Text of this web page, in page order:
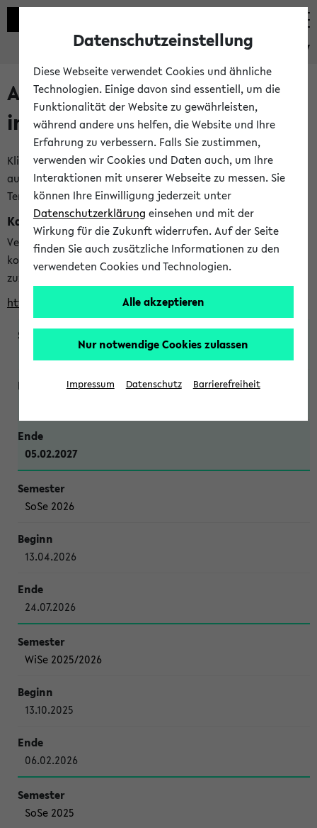
eKVV
Alle veröffentlichten Semester
im eKVV
Klicken Sie auf das Semester, welches Sie für Ihre Sitzung
auswählen möchten. Bitte beachten Sie auch die weiteren
Termine imKalender der Lehrplanung
Kalenderintegration
Verwenden Sie die folgende Adresse, um mit einer
kompatiblen Kalenderanwendung auf die Vorlesungszeiten
zuzugreifen (nähere Informationen
finden Sie hier
https://ekvv.uni-bielefeld.de/ws/calendar?vz
WiSe 2026/2027
05.02.2027
SoSe 2026
13.04.2026
24.07.2026
WiSe 2025/2026
13.10.2025
06.02.2026
SoSe 2025
Datenschutzeinstellung
Diese Webseite verwendet Cookies und ähnliche
Technologien. Einige davon sind essentiell, um die
Funktionalität der Website zu gewährleisten,
während andere uns helfen, die Website und Ihre
Erfahrung zu verbessern. Falls Sie zustimmen,
verwenden wir Cookies und Daten auch, um Ihre
Interaktionen mit unserer Webseite zu messen. Sie
können Ihre Einwilligung jederzeit unter
Datenschutzerklärung einsehen und mit der
Wirkung für die Zukunft widerrufen. Auf der Seite
finden Sie auch zusätzliche Informationen zu den
verwendeten Cookies und Technologien.
Alle akzeptieren
Nur notwendige Cookies zulassen
Impressum Datenschutz Barrierefreiheit